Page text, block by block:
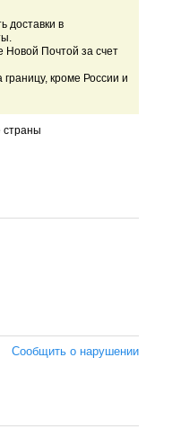
доставки в
Новой Почтой за счет
кроме России и
страны
Сообщить о нарушении